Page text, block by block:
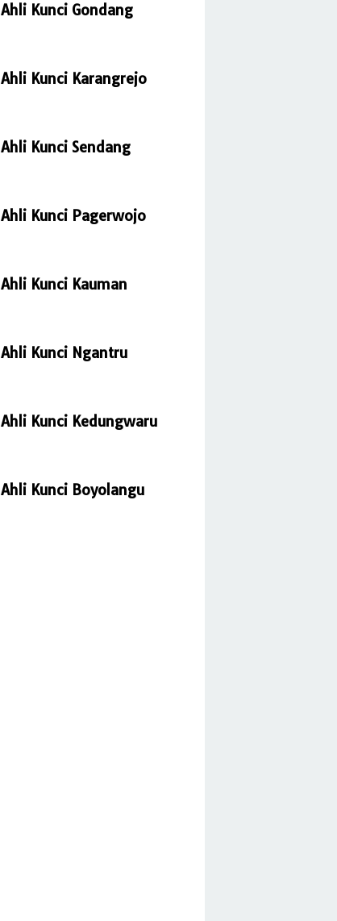
Ahli Kunci Gondang
Ahli Kunci Karangrejo
Ahli Kunci Sendang
Ahli Kunci Pagerwojo
Ahli Kunci Kauman
Ahli Kunci Ngantru
Ahli Kunci Kedungwaru
Ahli Kunci Boyolangu